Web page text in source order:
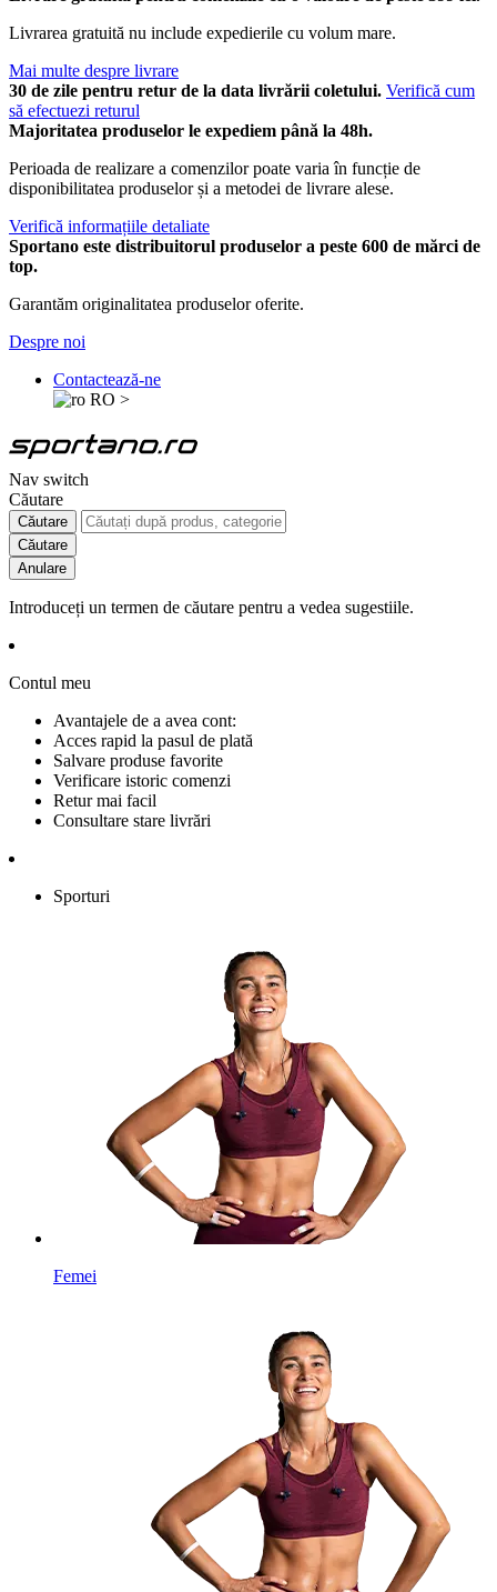
Livrarea gratuită nu include expedierile cu volum mare.
Mai multe despre livrare
30 de zile pentru retur de la data livrării coletului. Verifică cum
să efectuezi returul
Majoritatea produselor le expediem până la 48h.
Perioada de realizare a comenzilor poate varia în funcție de
disponibilitatea produselor și a metodei de livrare alese.
Verifică informațiile detaliate
Sportano este distribuitorul produselor a peste 600 de mărci de
top.
Garantăm originalitatea produselor oferite.
Despre noi
Contactează-ne
RO >
Nav switch
Căutare
Căutare
Căutare
Anulare
Introduceți un termen de căutare pentru a vedea sugestiile.
Contul meu
Avantajele de a avea cont:
Acces rapid la pasul de plată
Salvare produse favorite
Verificare istoric comenzi
Retur mai facil
Consultare stare livrări
Sporturi
Femei